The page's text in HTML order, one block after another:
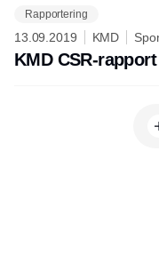
Rapportering
13.09.2019 KMD
KMD CSR-